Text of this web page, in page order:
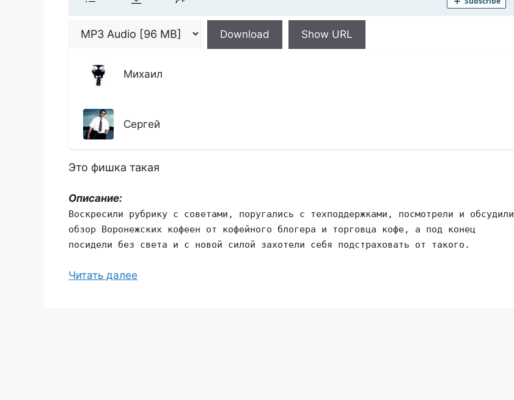
Download Show URL
Михаил
Сергей
Это фишка такая
Описание:
Воскресили рубрику с советами, поругались с техподдержками, посмотрели и обсудили
обзор Воронежских кофеен от кофейного блогера и торговца кофе, а под конец
посидели без света и с новой силой захотели себя подстраховать от такого.
Читать далее